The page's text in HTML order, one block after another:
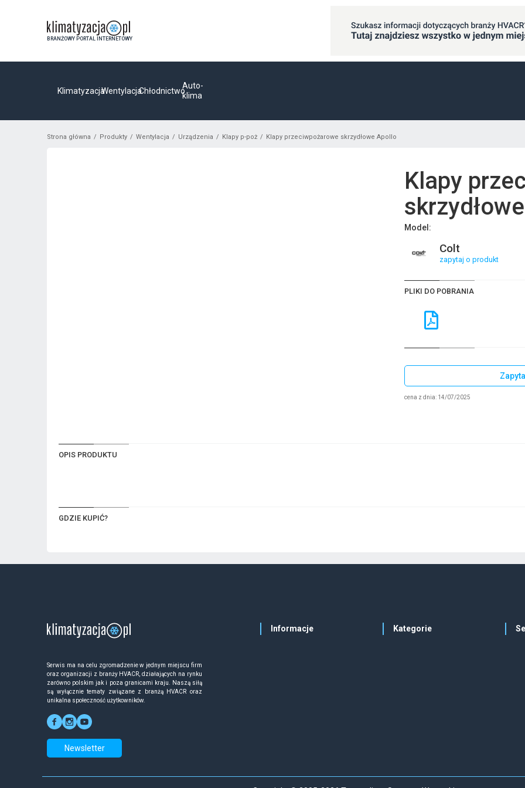
BRANŻOWY PORTAL INTERNETOWY
KlimatyzacjaWentylacjaChłodnictwo
Auto-
klima
Strona główna Produkty Wentylacja Urządzenia Klapy p-poż Klapy przeciwpożarowe skrzydłowe Apollo
Klapy
Model:
Colt
zapytaj o produkt
PLIKI DO POBRANIA
cena z dnia: 14/07/2025
OPIS PRODUKTU
GDZIE KUPIĆ?
Serwis ma na celu zgromadzenie w jednym miejscu firm
oraz organizacji z branży HVACR, działających na rynku
zarówno polskim jak i poza granicami kraju. Naszą siłą
są wyłącznie tematy związane z branżą HVACR oraz
unikalna społeczność użytkowników.
Newsletter
Informacje Kategorie